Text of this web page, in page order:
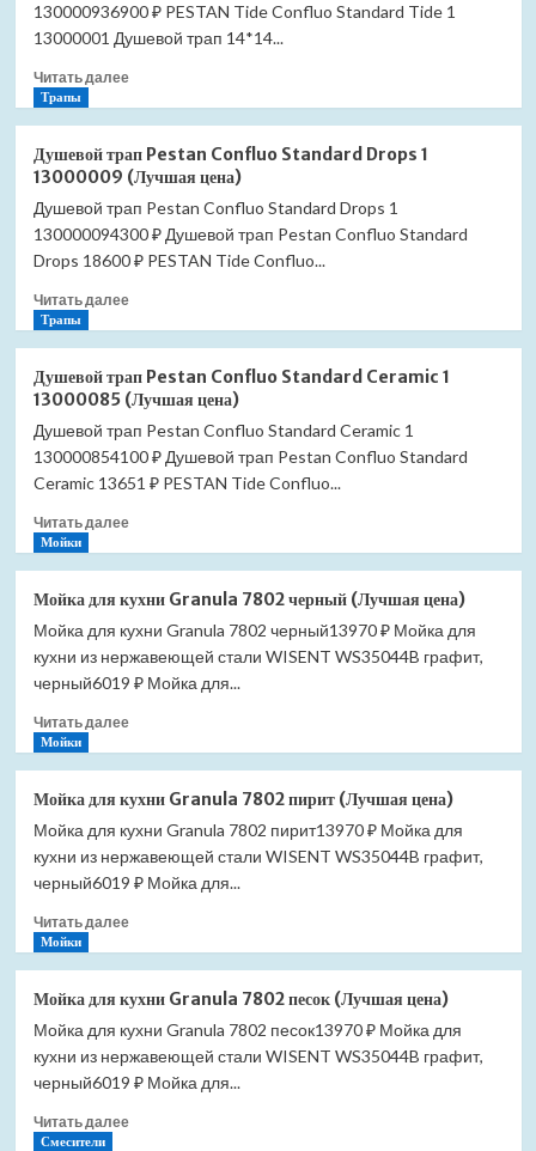
COA0104
кольцо
цена)
130000936900 ₽ PESTAN Tide Confluo Standard Tide 1
13000001 Душевой трап 14*14...
Читать далееПрочитать
трап
Pestan
Confluo
Standard
White
1
(Лучшая
цена)
Трапы
Душевой трап Pestan Confluo Standard Drops 1
13000009 (Лучшая цена)
Душевой трап Pestan Confluo Standard Drops 1
130000094300 ₽ Душевой трап Pestan Confluo Standard
Drops 18600 ₽ PESTAN Tide Confluo...
Читать далееПрочитать
трап
Pestan
Confluo
Standard
Drops
13000009
цена)
Трапы
Душевой трап Pestan Confluo Standard Ceramic 1
13000085 (Лучшая цена)
Душевой трап Pestan Confluo Standard Ceramic 1
130000854100 ₽ Душевой трап Pestan Confluo Standard
Ceramic 13651 ₽ PESTAN Tide Confluo...
Читать далееПрочитать
трап
Pestan
Confluo
Standard
1
(Лучшая
Мойки
Мойка для кухни Granula 7802 черный (Лучшая цена)
Мойка для кухни Granula 7802 черный13970 ₽ Мойка для
кухни из нержавеющей стали WISENT WS35044B графит,
черный6019 ₽ Мойка для...
Читать далееПрочитать
для
кухни
Granula
7802
(Лучшая
Мойки
Мойка для кухни Granula 7802 пирит (Лучшая цена)
Мойка для кухни Granula 7802 пирит13970 ₽ Мойка для
кухни из нержавеющей стали WISENT WS35044B графит,
черный6019 ₽ Мойка для...
Читать далееПрочитать
для
кухни
Granula
7802
(Лучшая
Мойки
Мойка для кухни Granula 7802 песок (Лучшая цена)
Мойка для кухни Granula 7802 песок13970 ₽ Мойка для
кухни из нержавеющей стали WISENT WS35044B графит,
черный6019 ₽ Мойка для...
Читать далееПрочитать
Смесители